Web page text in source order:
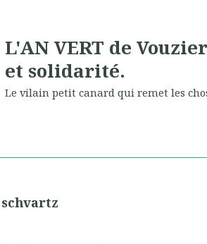
L'AN VERT de
et solidarité.
Le vilain petit canard qui remet les
schvartz